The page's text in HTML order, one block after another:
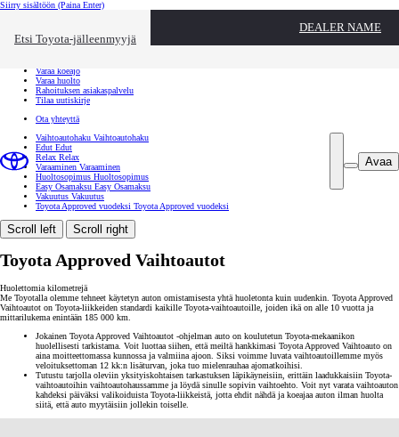
Siirry sisältöön (Paina Enter)
Etsi Toyota-jälleenmyyjä
DEALER NAME
Toyota palvelee Sulje
Varaa koeajo
Varaa huolto
Rahoituksen asiakaspalvelu
Tilaa uutiskirje
Ota yhteyttä
Avaa
Vaihtoautohaku Vaihtoautohaku
Edut Edut
Relax Relax
Varaaminen Varaaminen
Huoltosopimus Huoltosopimus
Easy Osamaksu Easy Osamaksu
Vakuutus Vakuutus
Toyota Approved vuodeksi Toyota Approved vuodeksi
Scroll left Scroll right
Toyota Approved Vaihtoautot
Huolettomia kilometrejä
Me Toyotalla olemme tehneet käytetyn auton omistamisesta yhtä huoletonta kuin uudenkin. Toyota Approved
Vaihtoautot on Toyota-liikkeiden standardi kaikille Toyota-vaihtoautoille, joiden ikä on alle 10 vuotta ja
mittarilukema enintään 185 000 km.
Jokainen Toyota Approved Vaihtoautot -ohjelman auto on koulutetun Toyota-mekaanikon
huolellisesti tarkistama. Voit luottaa siihen, että meiltä hankkimasi Toyota Approved Vaihtoauto on
aina moitteettomassa kunnossa ja valmiina ajoon. Siksi voimme luvata vaihtoautoillemme myös
veloituksettoman 12 kk:n lisäturvan, joka tuo mielenrauhaa ajomatkoihisi.
Tutustu tarjolla oleviin yksityiskohtaisen tarkastuksen läpikäyneisiin, erittäin laadukkaisiin Toyota-
vaihtoautoihin vaihtoautohaussamme ja löydä sinulle sopivin vaihtoehto. Voit nyt varata vaihtoauton
kahdeksi päiväksi valikoiduista Toyota-liikkeistä, jotta ehdit nähdä ja koeajaa auton ilman huolta
siitä, että auto myytäisiin jollekin toiselle.